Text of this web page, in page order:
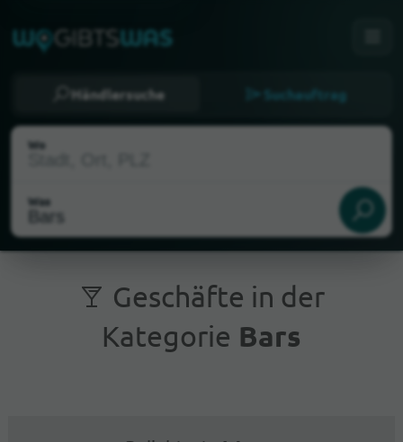
Händlersuche Suchauftrag
Wo
Was
Aktueller Standort
Geschäfte in der
Kategorie Bars